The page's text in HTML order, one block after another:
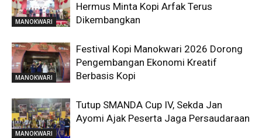
MANOKWARI
Hermus Minta Kopi Arfak Terus
Dikembangkan
MANOKWARI
Festival Kopi Manokwari 2026 Dorong
Pengembangan Ekonomi Kreatif
Berbasis Kopi
MANOKWARI
Tutup SMANDA Cup IV, Sekda Jan
Ayomi Ajak Peserta Jaga Persaudaraan